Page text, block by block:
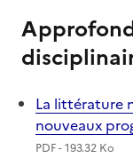
La littérature
nouveaux
PDF - 193.32 Ko